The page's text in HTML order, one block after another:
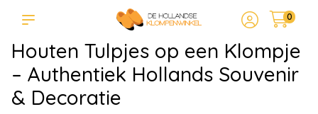
0
Houten Tulpjes op een Klompje
– Authentiek Hollands Souvenir
& Decoratie